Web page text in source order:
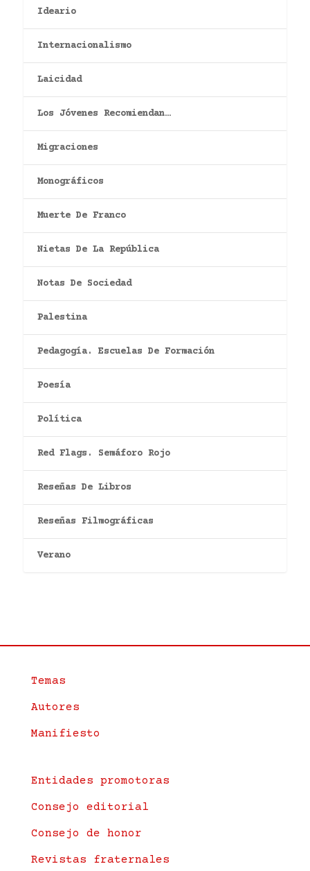
Ideario
Internacionalismo
Laicidad
Los Jóvenes Recomiendan…
Migraciones
Monográficos
Muerte De Franco
Nietas De La República
Notas De Sociedad
Palestina
Pedagogía. Escuelas De Formación
Poesía
Política
Red Flags. Semáforo Rojo
Reseñas De Libros
Reseñas Filmográficas
Verano
Temas
Autores
Manifiesto
Entidades promotoras
Consejo editorial
Consejo de honor
Revistas fraternales